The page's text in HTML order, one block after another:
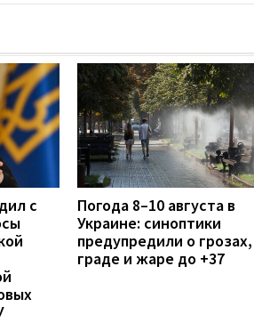
с
Погода 8–10 августа в
Украине: синоптики
предупредили о грозах,
граде и жаре до +37